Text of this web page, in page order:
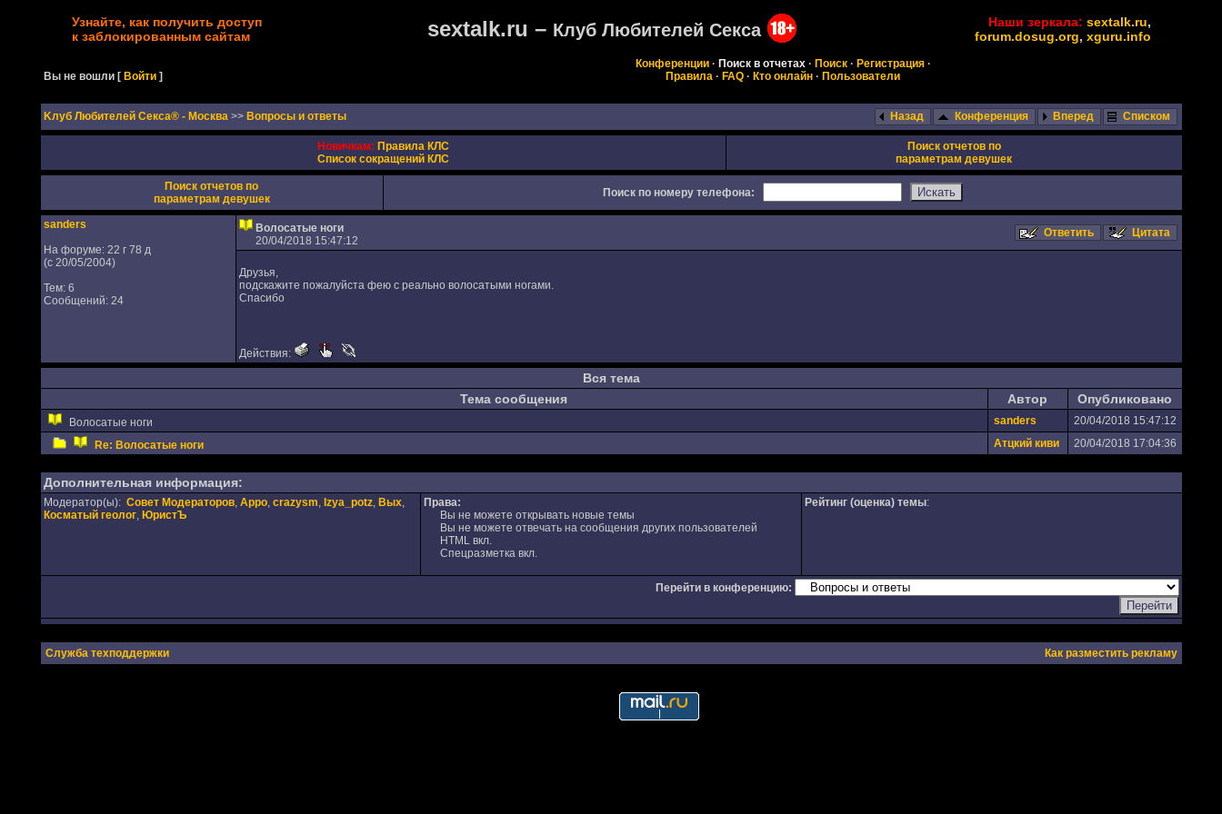
Узнайте, как получить доступ
к заблокированным сайтам
sextalk.ru – Клуб Любителей Секса Наши зеркала: sextalk.ru,
forum.dosug.org, xguru.info
Вы не вошли [Войти ]
Конференции· Поиск в отчетах· Поиск· Регистрация·
Правила · FAQ · Кто онлайн · Пользователи
Kлуб Любителей Секса® - Москва >> Вопросы и ответы Назад Конференция Вперед Списком
Новичкам: Правила КЛС
Список сокращений КЛС
Поиск отчетов по
параметрам девушек
Поиск отчетов по
параметрам девушек
Поиск по номеру телефона:
sanders
На форуме: 22 г 78 д
(с 20/05/2004)
Тем: 6
Сообщений: 24
Волосатые ноги
20/04/2018 15:47:12
Ответить Цитата
Друзья,
подскажите пожалуйста фею с реально волосатыми ногами.
Спасибо
Действия:
Вся тема
Тема сообщения
Автор Опубликовано
Волосатые ноги sanders
20/04/2018 15:47:12
Re: Волосатые ноги
Атцкий киви 20/04/2018 17:04:36
Дополнительная информация:
Модератор(ы): Совет Модераторов, Appo, crazysm, Izya_potz, Вых,
Косматый геолог, ЮристЪ
Права:
Вы не можете открывать новые темы
Вы не можете отвечать на сообщения других пользователей
HTML вкл.
Спецразметка вкл.
Рейтинг (оценка) темы:
Перейти в конференцию:
Служба техподдержки Как разместить рекламу